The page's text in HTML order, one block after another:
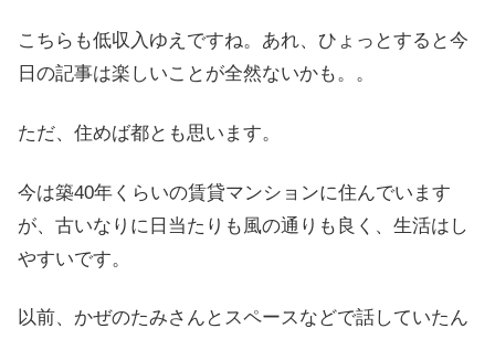
こちらも低収入ゆえですね。あれ、ひょっとすると今
日の記事は楽しいことが全然ないかも。。
ただ、住めば都とも思います。
今は築40年くらいの賃貸マンションに住んでいます
が、古いなりに日当たりも風の通りも良く、生活はし
やすいです。
以前、かぜのたみさんとスペースなどで話していたん